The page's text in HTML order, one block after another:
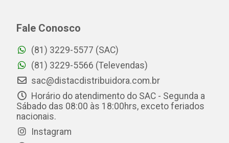
Fale Conosco
(81) 3229-5577 (SAC)
(81) 3229-5566 (Televendas)
sac@distacdistribuidora.com.br
Horário do atendimento do SAC - Segunda a
Sábado das 08:00 às 18:00hrs, exceto feriados
nacionais.
Instagram